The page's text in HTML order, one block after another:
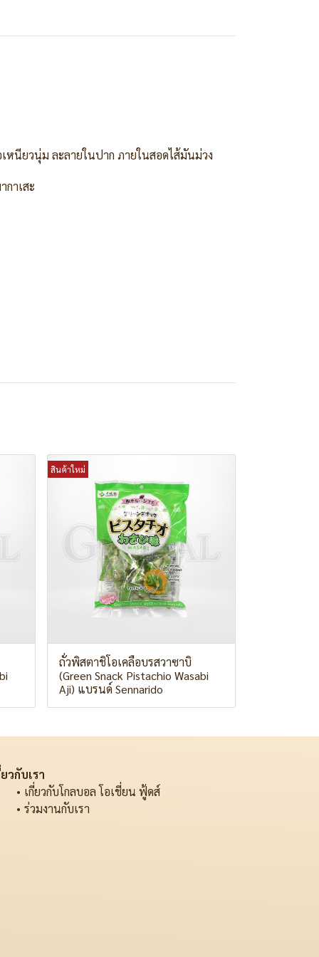
นียวนุ่ม ละลายในปาก ภายในสอดไส้มันม่วง
าเสะ
สินค้าใหม่
ถั่วพิสตาชิโอเคลือบรสวาซาบิ
(Green Snack Pistachio Wasabi
Aji) แบรนด์ Sennarido
ยวกับเรา
เกี่ยวกับโกลบอล โอเชี่ยน ฟู้ดส์
ร่วมงานกับเรา